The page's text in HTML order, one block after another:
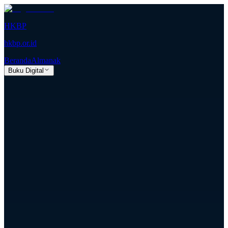
HKBP
hkbp.or.id
BerandaAlmanak
Buku Digital